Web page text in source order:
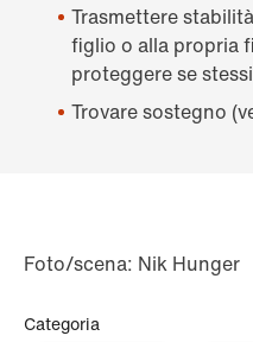
Trasmettere
figlio o alla propria
proteggere se
Trovare sostegno
Foto/scena: Nik Hunger
Categoria